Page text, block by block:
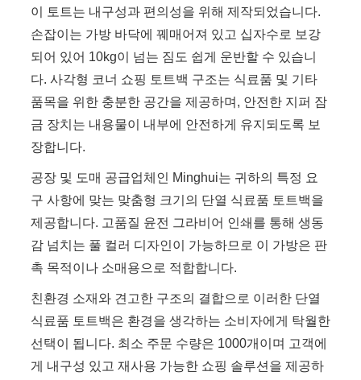
이 토트는 내구성과 편의성을 위해 제작되었습니다.
손잡이는 가방 바닥에 꿰매어져 있고 십자수로 보강
되어 있어 10kg이 넘는 짐도 쉽게 운반할 수 있습니
다. 사각형 코너 쇼핑 토트백 구조는 식료품 및 기타
품목을 위한 충분한 공간을 제공하며, 안전한 지퍼 잠
금 장치는 내용물이 내부에 안전하게 유지되도록 보
장합니다.
공장 및 도매 공급업체인 Minghui는 귀하의 특정 요
구 사항에 맞는 맞춤형 크기의 단열 식료품 토트백을
제공합니다. 고품질 윤전 그라비어 인쇄를 통해 생동
감 넘치는 풀 컬러 디자인이 가능하므로 이 가방은 판
촉 목적이나 소매용으로 적합합니다.
친환경 소재와 견고한 구조의 결합으로 이러한 단열
식료품 토트백은 환경을 생각하는 소비자에게 탁월한
선택이 됩니다. 최소 주문 수량은 1000개이며 고객에
게 내구성 있고 재사용 가능한 쇼핑 솔루션을 제공하